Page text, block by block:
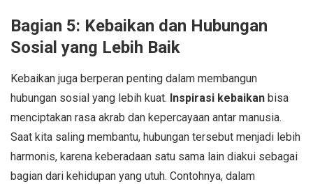
Bagian 5: Kebaikan dan Hubungan
Sosial yang Lebih Baik
Kebaikan juga berperan penting dalam membangun
hubungan sosial yang lebih kuat. Inspirasi kebaikan bisa
menciptakan rasa akrab dan kepercayaan antar manusia.
Saat kita saling membantu, hubungan tersebut menjadi lebih
harmonis, karena keberadaan satu sama lain diakui sebagai
bagian dari kehidupan yang utuh. Contohnya, dalam